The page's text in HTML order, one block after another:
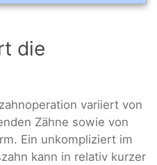
die
variiert von
Zähne sowie von
Ein unkompliziert im
kann in relativ kurzer